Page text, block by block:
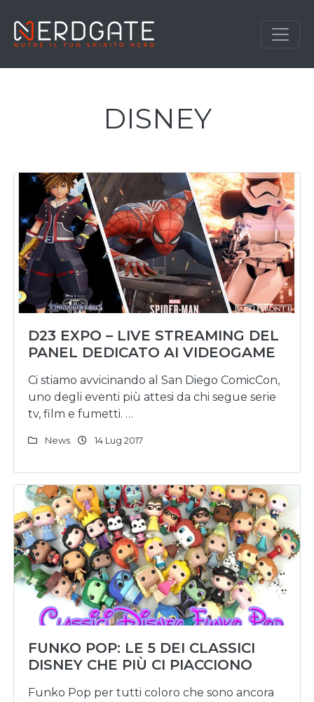
DISNEY
D23 EXPO – LIVE STREAMING DEL
PANEL DEDICATO AI VIDEOGAME
Ci stiamo avvicinando al San Diego ComicCon,
uno degli eventi più attesi da chi segue serie
tv, film e fumetti. …
News 14 Lug 2017
FUNKO POP: LE 5 DEI CLASSICI
DISNEY CHE PIÙ CI PIACCIONO
Funko Pop per tutti coloro che sono ancora